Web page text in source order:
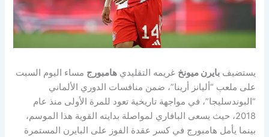
يستضيفبايرن ميونخ غريمه التقليديهامبورج مساء اليوم السبت
على ملعب “أليانز أرينا”، ضمن منافسات الدوري الألماني
“البوندسليجا”، في مواجهة تاريخية تعود للمرة الأولى منذ عام
2018، حيث يسعى البافاري لمواصلة بدايته القوية هذا الموسم،
بينما يأمل هامبورج في كسر عقدة الفوز على البايرن المستمرة